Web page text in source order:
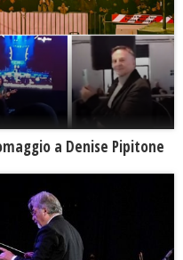
a Denise Pipitone